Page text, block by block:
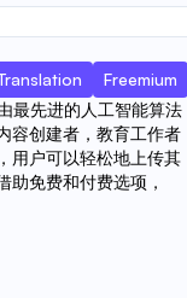
Freemium
最先进的人工智能算法
容创建者，教育工作者
用户可以轻松地上传其
助免费和付费选项，